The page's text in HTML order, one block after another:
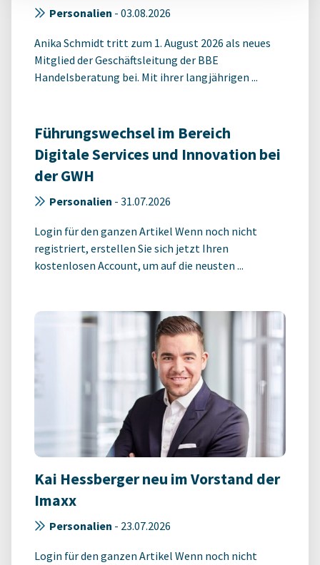
Personalien - 03.08.2026
Anika Schmidt tritt zum 1. August 2026 als neues
Mitglied der Geschäftsleitung der BBE
Handelsberatung bei. Mit ihrer langjährigen ...
Führungswechsel im Bereich
Digitale Services und Innovation bei
der GWH
Personalien - 31.07.2026
Login für den ganzen Artikel Wenn noch nicht
registriert, erstellen Sie sich jetzt Ihren
kostenlosen Account, um auf die neusten ...
Kai Hessberger neu im Vorstand der
Imaxx
Personalien - 23.07.2026
Login für den ganzen Artikel Wenn noch nicht